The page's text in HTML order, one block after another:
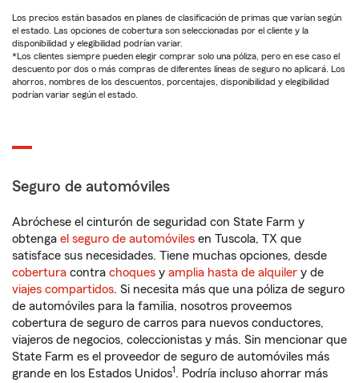
Los precios están basados en planes de clasificación de primas que varían según
el estado. Las opciones de cobertura son seleccionadas por el cliente y la
disponibilidad y elegibilidad podrían variar.
*Los clientes siempre pueden elegir comprar solo una póliza, pero en ese caso el
descuento por dos o más compras de diferentes líneas de seguro no aplicará. Los
ahorros, nombres de los descuentos, porcentajes, disponibilidad y elegibilidad
podrían variar según el estado.
Seguro de automóviles
Abróchese el cinturón de seguridad con State Farm y
obtenga el seguro de automóviles en Tuscola, TX que
satisface sus necesidades. Tiene muchas opciones, desde
cobertura contra choques y amplia hasta de alquiler y de
viajes compartidos. Si necesita más que una póliza de seguro
de automóviles para la familia, nosotros proveemos
cobertura de seguro de carros para nuevos conductores,
viajeros de negocios, coleccionistas y más. Sin mencionar que
State Farm es el proveedor de seguro de automóviles más
grande en los Estados Unidos1. Podría incluso ahorrar más